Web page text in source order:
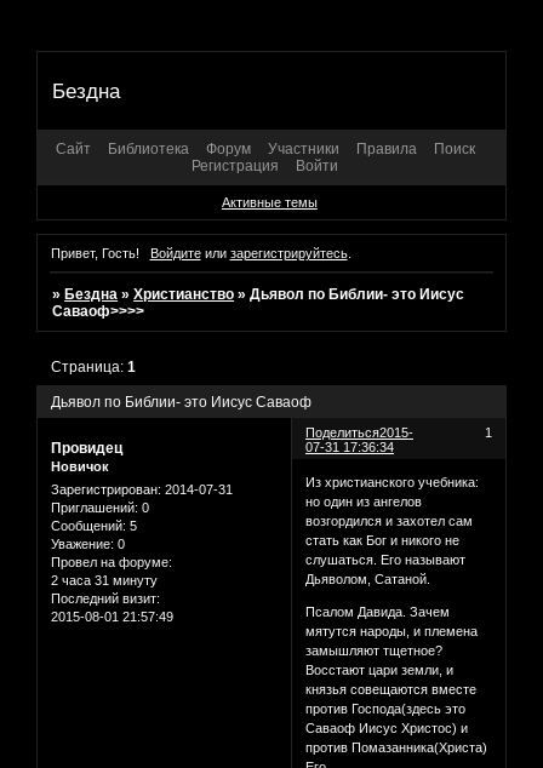
Бездна
Сайт Библиотека Форум Участники Правила
Поиск
Регистрация
Войти
Активные темы
Привет, Гость! Войдитеили зарегистрируйтесь.
»Бездна »Христианство »Дьявол по Библии- это Иисус
Саваоф>>>>
Дьявол по Библии- это Иисус Саваоф
Страница:1
Поделиться 1
2015-
07-31 17:36:34
Провидец
Новичок
Зарегистрирован: 2014-07-31
Приглашений: 0
Сообщений: 5
Уважение: 0
Провел на форуме:
2 часа 31 минуту
Последний визит:
2015-08-01 21:57:49
Из христианского учебника:
но один из ангелов
возгордился и захотел сам
стать как Бог и никого не
слушаться. Его называют
Дьяволом, Сатаной.
Псалом Давида. Зачем
мятутся народы, и племена
замышляют тщетное?
Восстают цари земли, и
князья совещаются вместе
против Господа(здесь это
Саваоф Иисус Христос) и
против Помазанника(Христа)